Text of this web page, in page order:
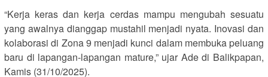
“Kerja keras dan kerja cerdas mampu mengubah sesuatu
yang awalnya dianggap mustahil menjadi nyata. Inovasi dan
kolaborasi di Zona 9 menjadi kunci dalam membuka peluang
baru di lapangan-lapangan mature,” ujar Ade di Balikpapan,
Kamis (31/10/2025).